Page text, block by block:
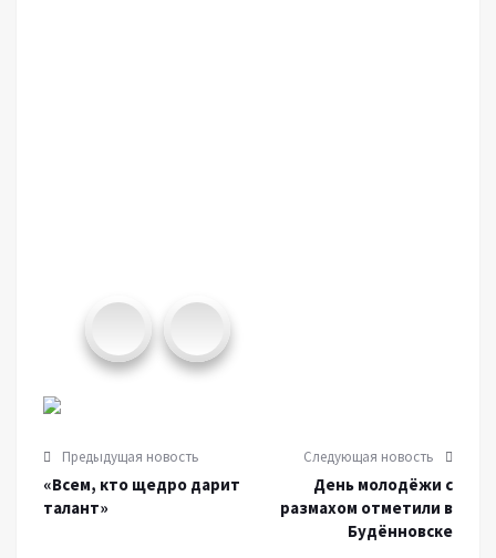
Предыдущая новость
«Всем, кто щедро дарит
талант»
Следующая новость
День молодёжи с
размахом отметили в
Будённовске